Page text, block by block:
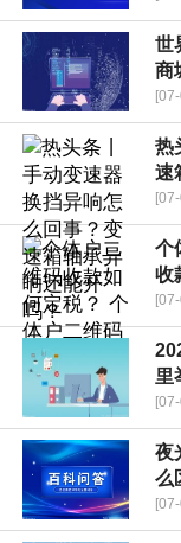
世
商
热
速
个
收
里
夜
么